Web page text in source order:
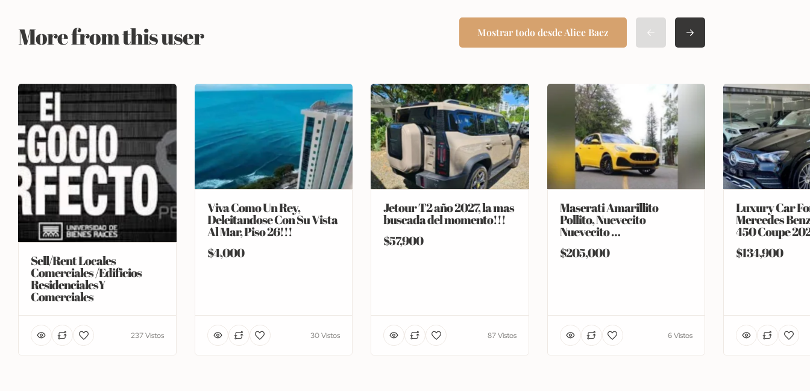
More from this user Mostrar todo desde Alice Baez
Sell/Rent Locales
Comerciales /Edificios
ResidencialesY
Comerciales
237 Vistos
Viva Como Un Rey,
Deleitandose Con Su Vista
Al Mar, Piso 26!!!
$4,000
30 Vistos
Jetour T2 año 2027, la mas
buscada del momento!!!
$57,900
87 Vistos
Maserati Amarillito
Pollito, Nuevecito
Nuevecito …
$205,000
6 Vistos
Luxury Car
Mercedes
450 Coupe
$134,900